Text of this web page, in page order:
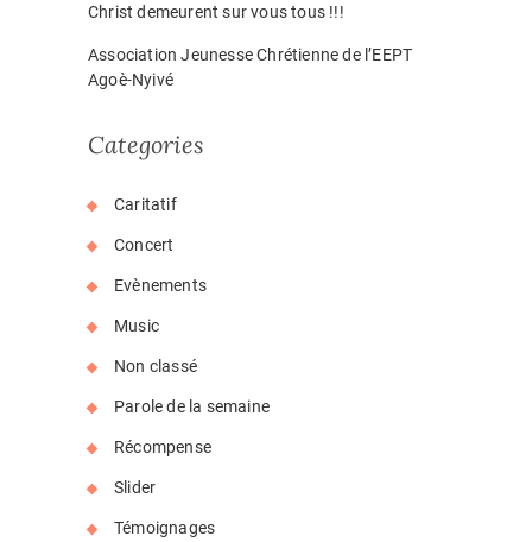
Christ demeurent sur vous tous !!!
Association Jeunesse Chrétienne de l’EEPT
Agoè-Nyivé
Categories
Caritatif
Concert
Evènements
Music
Non classé
Parole de la semaine
Récompense
Slider
Témoignages